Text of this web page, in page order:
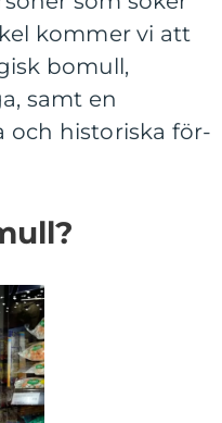
kommer vi att
bomull,
samt en
och historiska för-